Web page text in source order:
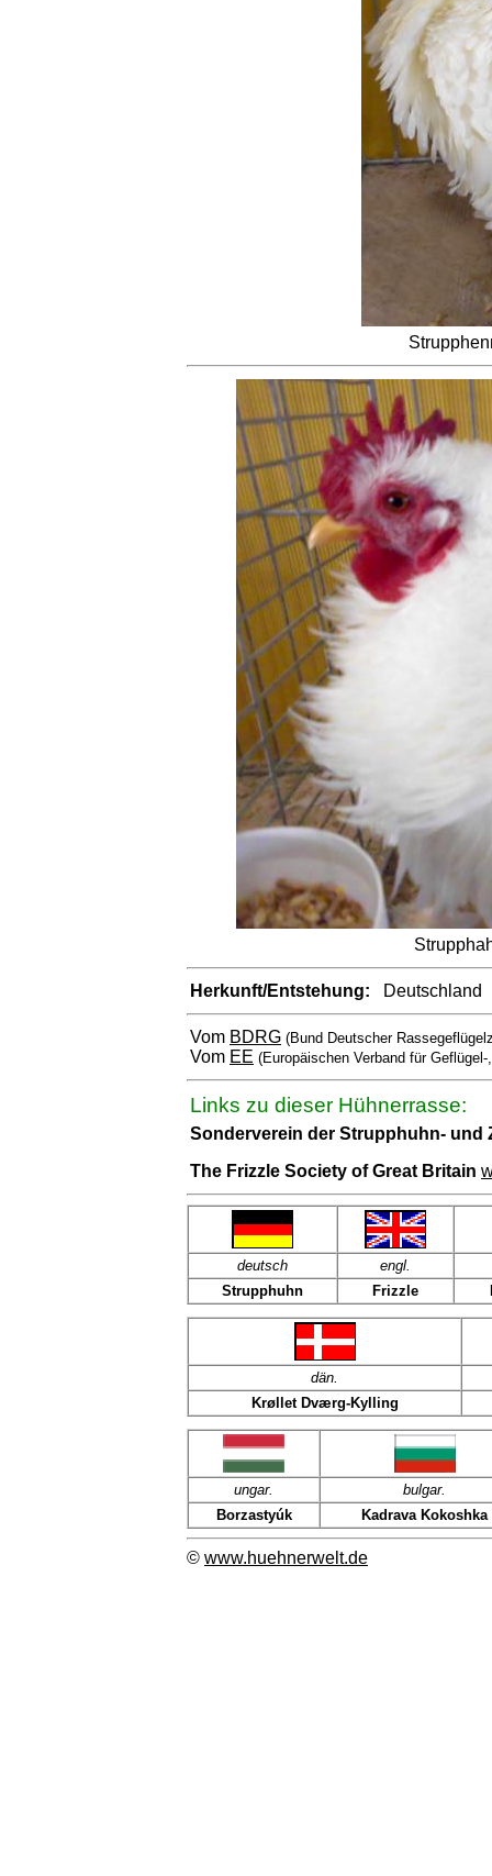
Herkunft/Entstehung: Deutschland
Vom BDRG (Bund Deutscher
Vom EE (Europäischen Verband für
Links zu dieser Hühnerrasse:
Sonderverein der Strupphuhn-
The Frizzle Society of Great Britain
deutsch engl.
Strupphuhn
Frizzle
dän.
Krøllet Dværg-Kylling
ungar.
bulgar.
Borzastyúk
Kadrava Kokoshka
© www.huehnerwelt.de